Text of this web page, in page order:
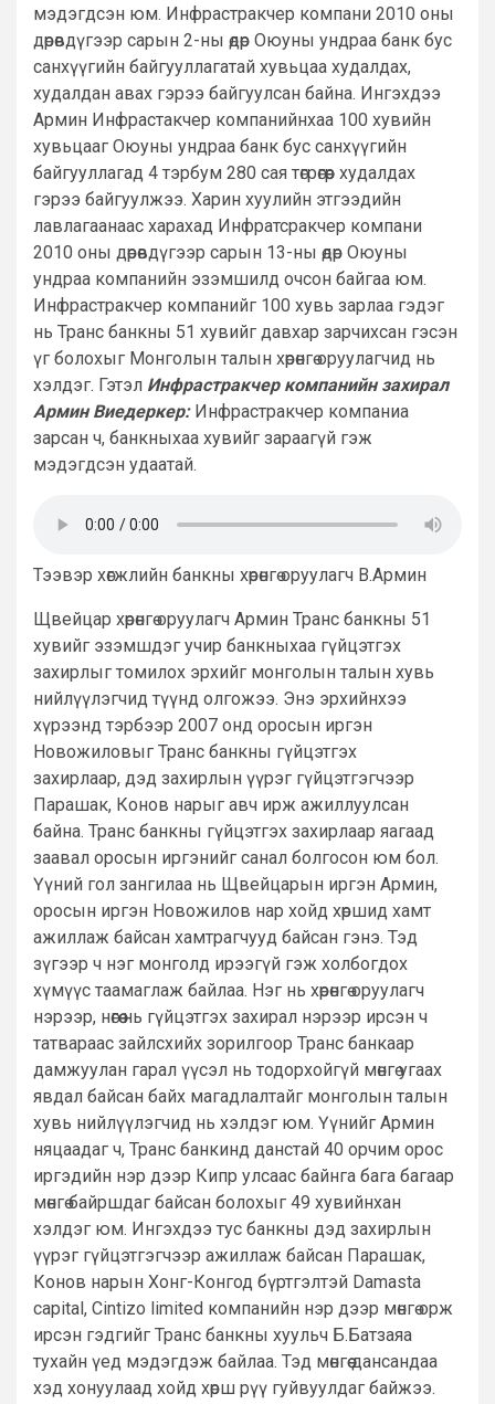
мэдэгдсэн юм. Инфрастракчер компани 2010 оны
дөрөвдүгээр сарын 2-ны өдөр Оюуны ундраа банк бус
санхүүгийн байгууллагатай хувьцаа худалдах,
худалдан авах гэрээ байгуулсан байна. Ингэхдээ
Армин Инфрастакчер компанийнхаа 100 хувийн
хувьцааг Оюуны ундраа банк бус санхүүгийн
байгууллагад 4 тэрбум 280 сая төгрөгөөр худалдах
гэрээ байгуулжээ. Харин хуулийн этгээдийн
лавлагаанаас харахад Инфратсракчер компани
2010 оны дөрөвдүгээр сарын 13-ны өдөр Оюуны
ундраа компанийн эзэмшилд очсон байгаа юм.
Инфрастракчер компанийг 100 хувь зарлаа гэдэг
нь Транс банкны 51 хувийг давхар зарчихсан гэсэн
үг болохыг Монголын талын хөрөнгө оруулагчид нь
хэлдэг. Гэтэл Инфрастракчер компанийн захирал
Армин Виедеркер: Инфрастракчер компаниа
зарсан ч, банкныхаа хувийг зараагүй гэж
мэдэгдсэн удаатай.
Тээвэр хөгжлийн банкны хөрөнгө оруулагч В.Армин
Щвейцар хөрөнгө оруулагч Армин Транс банкны 51
хувийг эзэмшдэг учир банкныхаа гүйцэтгэх
захирлыг томилох эрхийг монголын талын хувь
нийлүүлэгчид түүнд олгожээ. Энэ эрхийнхээ
хүрээнд тэрбээр 2007 онд оросын иргэн
Новожиловыг Транс банкны гүйцэтгэх
захирлаар, дэд захирлын үүрэг гүйцэтгэгчээр
Парашак, Конов нарыг авч ирж ажиллуулсан
байна. Транс банкны гүйцэтгэх захирлаар яагаад
заавал оросын иргэнийг санал болгосон юм бол.
Үүний гол зангилаа нь Щвейцарын иргэн Армин,
оросын иргэн Новожилов нар хойд хөршид хамт
ажиллаж байсан хамтрагчууд байсан гэнэ. Тэд
зүгээр ч нэг монголд ирээгүй гэж холбогдох
хүмүүс таамаглаж байлаа. Нэг нь хөрөнгө оруулагч
нэрээр, нөгөө нь гүйцэтгэх захирал нэрээр ирсэн ч
татвараас зайлсхийх зорилгоор Транс банкаар
дамжуулан гарал үүсэл нь тодорхойгүй мөнгө угаах
явдал байсан байх магадлалтайг монголын талын
хувь нийлүүлэгчид нь хэлдэг юм. Үүнийг Армин
няцаадаг ч, Транс банкинд данстай 40 орчим орос
иргэдийн нэр дээр Кипр улсаас байнга бага багаар
мөнгө байршдаг байсан болохыг 49 хувийнхан
хэлдэг юм. Ингэхдээ тус банкны дэд захирлын
үүрэг гүйцэтгэгчээр ажиллаж байсан Парашак,
Конов нарын Хонг-Конгод бүртгэлтэй Damasta
сapital, Cintizo limited компанийн нэр дээр мөнгө орж
ирсэн гэдгийг Транс банкны хуульч Б.Батзаяа
тухайн үед мэдэгдэж байлаа. Тэд мөнгөө дансандаа
хэд хонуулаад хойд хөрш рүү гуйвуулдаг байжээ.